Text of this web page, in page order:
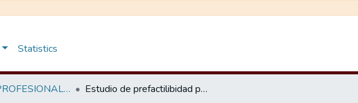
Statistics
ESCUELA PROFESIONAL DE INGENIERÍA AGROINDUSTRIAL - TESIS Estudio de prefactilibidad para la instalación de una planta de empacado para papas nativas (solanum sp) en la región Ayacucho